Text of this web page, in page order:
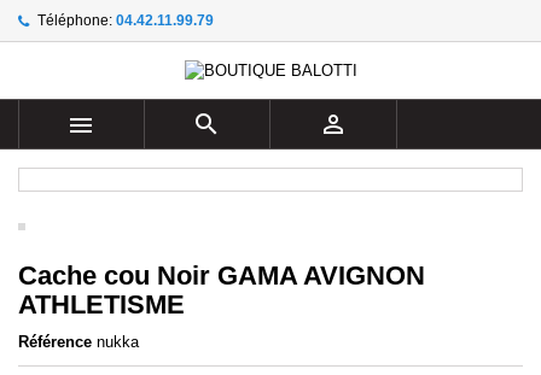
Téléphone: 04.42.11.99.79
  
Cache cou Noir GAMA AVIGNON
ATHLETISME
Référence nukka
Ajouter à ma liste d'envies ×
add_circle_outline
((title)) ×
((label))
Connexion ×
votre liste d'envies.